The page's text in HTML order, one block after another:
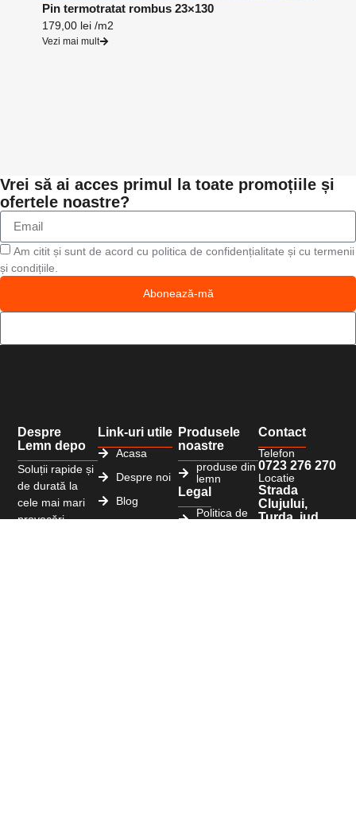
Pin termotratat rombus 23×130
179,00 lei /m2
Vezi mai mult
Vrei să ai acces primul la toate promoțiile și
ofertele noastre?
Am citit și sunt de acord cu politica de confidențialitate și cu termenii
și condițiile.
Abonează-mă
Despre
Lemn depo
Soluții rapide și
de durată la
cele mai mari
provocări
Link-uri utile
Acasa
Despre noi
Blog
Produsele
noastre
produse din
lemn
Legal
Politica de
Contact
Telefon
0723 276 270
Locatie
Strada
Clujului,
Turda, jud.